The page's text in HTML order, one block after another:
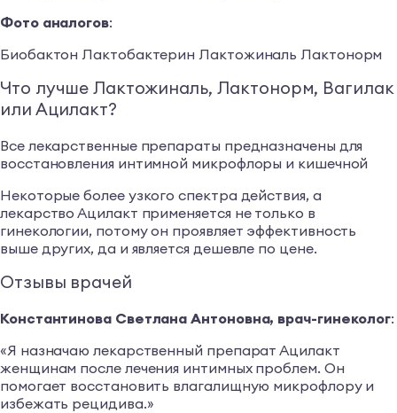
Фото аналогов:
Биобактон Лактобактерин Лактожиналь Лактонорм
Что лучше Лактожиналь, Лактонорм, Вагилак
или Ацилакт?
Все лекарственные препараты предназначены для
восстановления интимной микрофлоры и кишечной
Некоторые более узкого спектра действия, а
лекарство Ацилакт применяется не только в
гинекологии, потому он проявляет эффективность
выше других, да и является дешевле по цене.
Отзывы врачей
Константинова Светлана Антоновна, врач-гинеколог:
«Я назначаю лекарственный препарат Ацилакт
женщинам после лечения интимных проблем. Он
помогает восстановить влагалищную микрофлору и
избежать рецидива.»